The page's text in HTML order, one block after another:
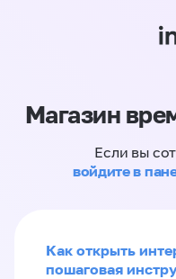
Магазин
Если вы
войдите в
Как открыть
пошаговая